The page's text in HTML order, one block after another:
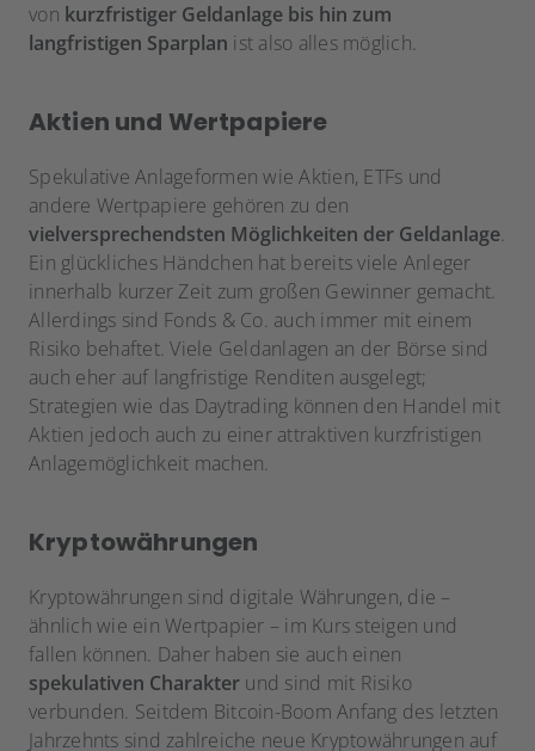
von kurzfristiger Geldanlage bis hin zum
langfristigen Sparplan ist also alles möglich.
Aktien und Wertpapiere
Spekulative Anlageformen wie Aktien, ETFs und
andere Wertpapiere gehören zu den
vielversprechendsten Möglichkeiten der Geldanlage.
Ein glückliches Händchen hat bereits viele Anleger
innerhalb kurzer Zeit zum großen Gewinner gemacht.
Allerdings sind Fonds & Co. auch immer mit einem
Risiko behaftet. Viele Geldanlagen an der Börse sind
auch eher auf langfristige Renditen ausgelegt;
Strategien wie das Daytrading können den Handel mit
Aktien jedoch auch zu einer attraktiven kurzfristigen
Anlagemöglichkeit machen.
Kryptowährungen
Kryptowährungen sind digitale Währungen, die –
ähnlich wie ein Wertpapier – im Kurs steigen und
fallen können. Daher haben sie auch einen
spekulativen Charakter und sind mit Risiko
verbunden. Seitdem Bitcoin-Boom Anfang des letzten
Jahrzehnts sind zahlreiche neue Kryptowährungen auf